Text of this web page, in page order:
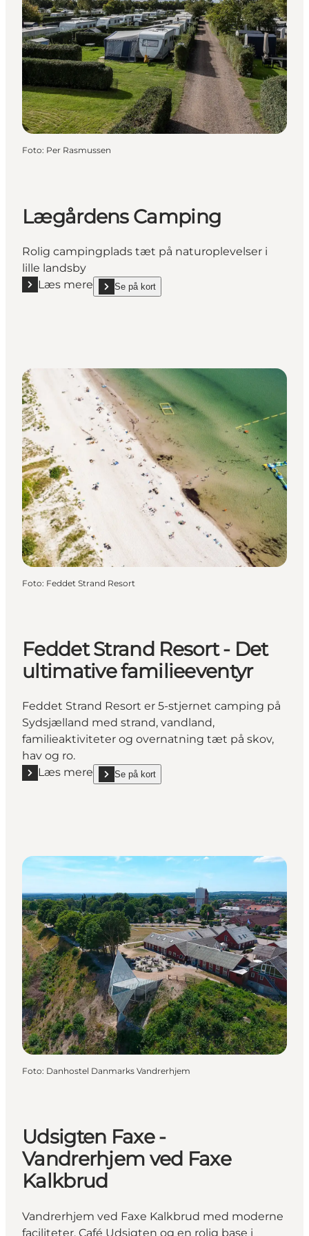
Foto: Per Rasmussen
Lægårdens Camping
Rolig campingplads tæt på naturoplevelser i
lille landsby
Læs mere
Læs mere "Lægårdens Camping"
Se på kort
show Lægårdens Camping on_map
Foto: Feddet Strand Resort
Feddet Strand Resort - Det
ultimative familieeventyr
Feddet Strand Resort er 5-stjernet camping på
Sydsjælland med strand, vandland,
familieaktiviteter og overnatning tæt på skov,
hav og ro.
Læs mere
Læs mere "Feddet Strand Resort - Det ultimative
Se på kort
show Feddet Strand Resort - Det ultimative
Foto: Danhostel Danmarks Vandrerhjem
Udsigten Faxe -
Vandrerhjem ved Faxe
Kalkbrud
Vandrerhjem ved Faxe Kalkbrud med moderne
faciliteter, Café Udsigten og en rolig base i